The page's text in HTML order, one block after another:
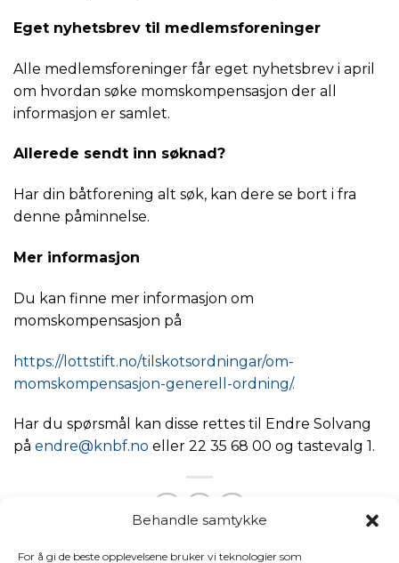
Behandle samtykke
For å gi de beste opplevelsene bruker vi teknologier som
Eget nyhetsbrev til medlemsforeninger
Alle medlemsforeninger får eget nyhetsbrev i april
om hvordan søke momskompensasjon der all
informasjon er samlet.
Allerede sendt inn søknad?
Har din båtforening alt søk, kan dere se bort i fra
denne påminnelse.
Mer informasjon
Du kan finne mer informasjon om
momskompensasjon på
https://lottstift.no/tilskotsordningar/om-
momskompensasjon-generell-ordning/.
Har du spørsmål kan disse rettes til Endre Solvang
på endre@knbf.no eller 22 35 68 00 og tastevalg 1.